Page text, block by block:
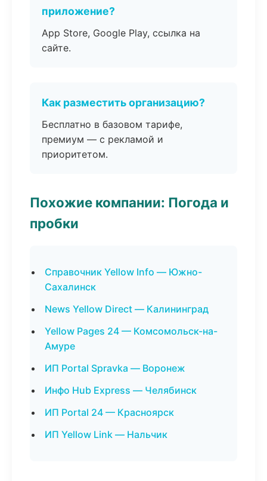
приложение?
App Store, Google Play, ссылка на
сайте.
Как разместить организацию?
Бесплатно в базовом тарифе,
премиум — с рекламой и
приоритетом.
Похожие компании: Погода и
пробки
Справочник Yellow Info — Южно-
Сахалинск
News Yellow Direct — Калининград
Yellow Pages 24 — Комсомольск-на-
Амуре
ИП Portal Spravka — Воронеж
Инфо Hub Express — Челябинск
ИП Portal 24 — Красноярск
ИП Yellow Link — Нальчик